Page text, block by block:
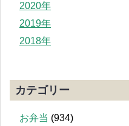
2020年
2019年
2018年
カテゴリー
お弁当 (934)